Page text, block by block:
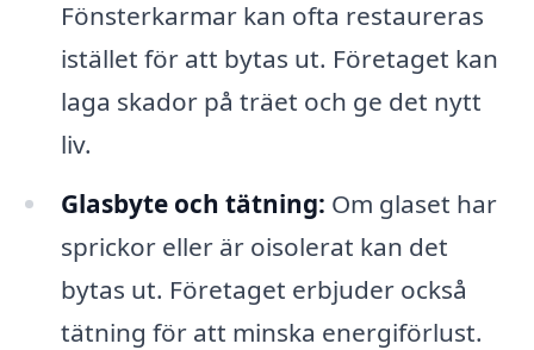
Fönsterkarmar kan ofta restaureras
istället för att bytas ut. Företaget kan
laga skador på träet och ge det nytt
liv.
Glasbyte och tätning: Om glaset har
sprickor eller är oisolerat kan det
bytas ut. Företaget erbjuder också
tätning för att minska energiförlust.